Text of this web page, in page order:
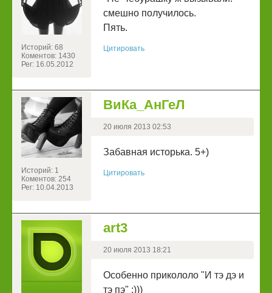
Историй: 68
Коментов: 1430
Рег: 16.05.2012
смешно получилось.
Пять.
Цитировать
Историй: 1
Коментов: 254
Рег: 10.04.2013
ВиКа_АнГеЛ
20 июля 2013 02:53
Забавная исторька. 5+)
Цитировать
art3
20 июля 2013 18:21
Особенно прикололо "И тэ дэ и
тэ пэ" :)))